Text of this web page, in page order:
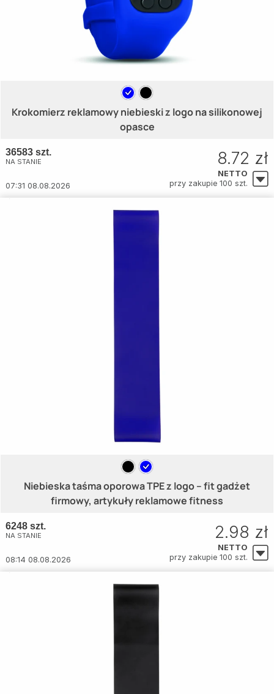
Krokomierz reklamowy niebieski z logo na silikonowej
opasce
36583 szt.
NA STANIE
07:31 08.08.2026
8.72 zł
NETTO
przy zakupie 100 szt.
Niebieska taśma oporowa TPE z logo – fit gadżet
firmowy, artykuły reklamowe fitness
6248 szt.
NA STANIE
08:14 08.08.2026
2.98 zł
NETTO
przy zakupie 100 szt.